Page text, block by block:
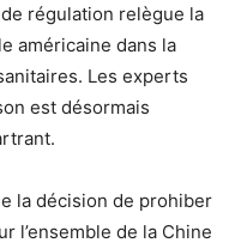
régulation relègue la
américaine dans la
Les experts
est désormais
la décision de prohiber
l’ensemble de la Chine